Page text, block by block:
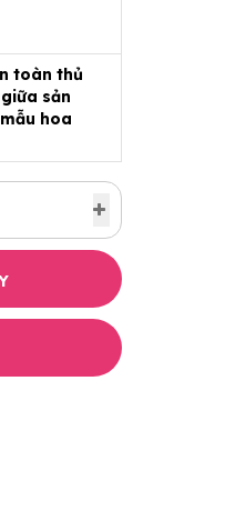
toàn thủ
sản
hoa